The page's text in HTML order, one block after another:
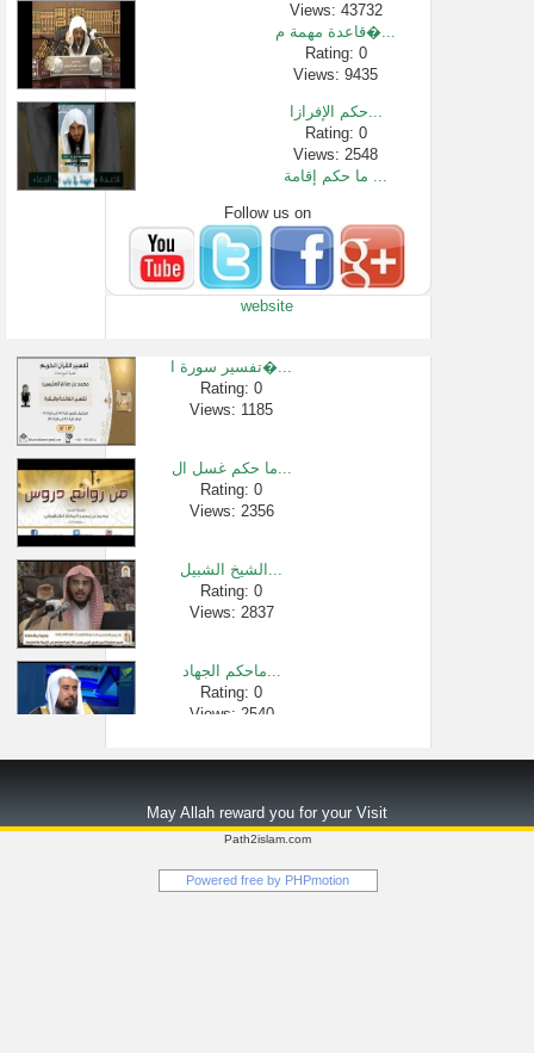
Views: 43732
قاعدة مهمة م�...
Rating: 0
Views: 9435
حكم الإفرازا...
Rating: 0
Views: 2548
ما حكم إقامة ...
Rating: 0
Views: 26285
هل يؤجر الان�...
Rating: 0
Follow us on
website
تفسير سورة ا�...
Rating: 0
Views: 1185
ما حكم غسل ال...
Rating: 0
Views: 2356
الشيخ الشبيل...
Rating: 0
Views: 2837
ماحكم الجهاد...
Rating: 0
Views: 2540
Views: 376354
فتنة المحيا �...
Rating: 0
May Allah reward you for your Visit
Path2islam.com
Powered free by PHPmotion